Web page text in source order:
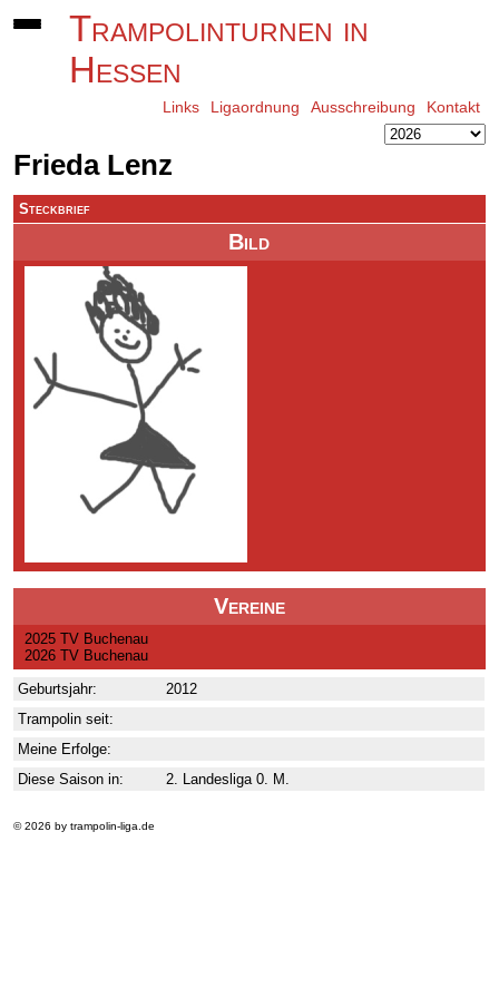
Trampolinturnen in
Hessen
Links Ligaordnung Ausschreibung Kontakt
Frieda Lenz
Bild
Vereine
2025 TV Buchenau
2026 TV Buchenau
Steckbrief
Geburtsjahr:
2012
Trampolin seit:
Meine Erfolge:
Diese Saison in:
2. Landesliga 0. M.
© 2026 by trampolin-liga.de